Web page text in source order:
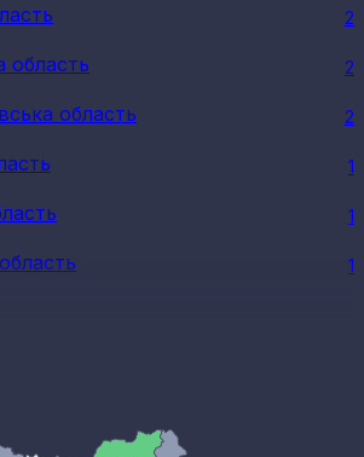
2
область 2
область 2
1
1
1